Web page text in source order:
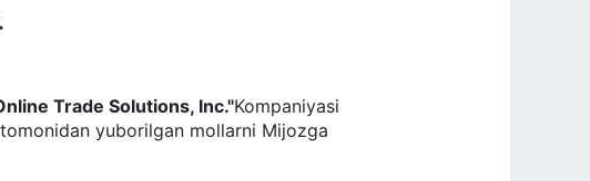
Trade Solutions, Inc."Kompaniyasi
tomonidan yuborilgan mollarni Mijozga